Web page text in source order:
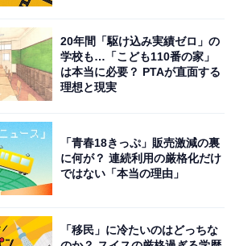
20年間「駆け込み実績ゼロ」の
学校も…「こども110番の家」
は本当に必要？ PTAが直面する
理想と現実
「青春18きっぷ」販売激減の裏
に何が？ 連続利用の厳格化だけ
ではない「本当の理由」
「移民」に冷たいのはどっちな